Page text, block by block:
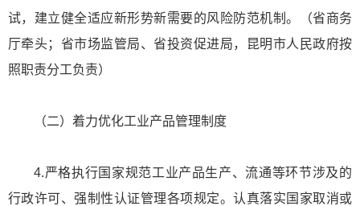
试，建立健全适应新形势新需要的风险防范机制。（省商务
厅牵头；省市场监管局、省投资促进局，昆明市人民政府按
照职责分工负责）
（二）着力优化工业产品管理制度
4.严格执行国家规范工业产品生产、流通等环节涉及的
行政许可、强制性认证管理各项规定。认真落实国家取消或